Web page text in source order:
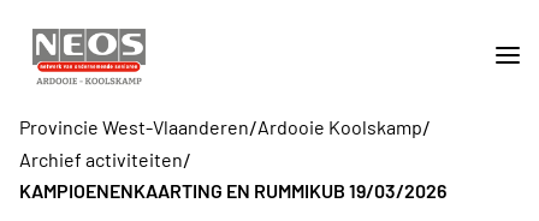
Provincie West-Vlaanderen/Ardooie Koolskamp/
Archief activiteiten/
KAMPIOENENKAARTING EN RUMMIKUB 19/03/2026